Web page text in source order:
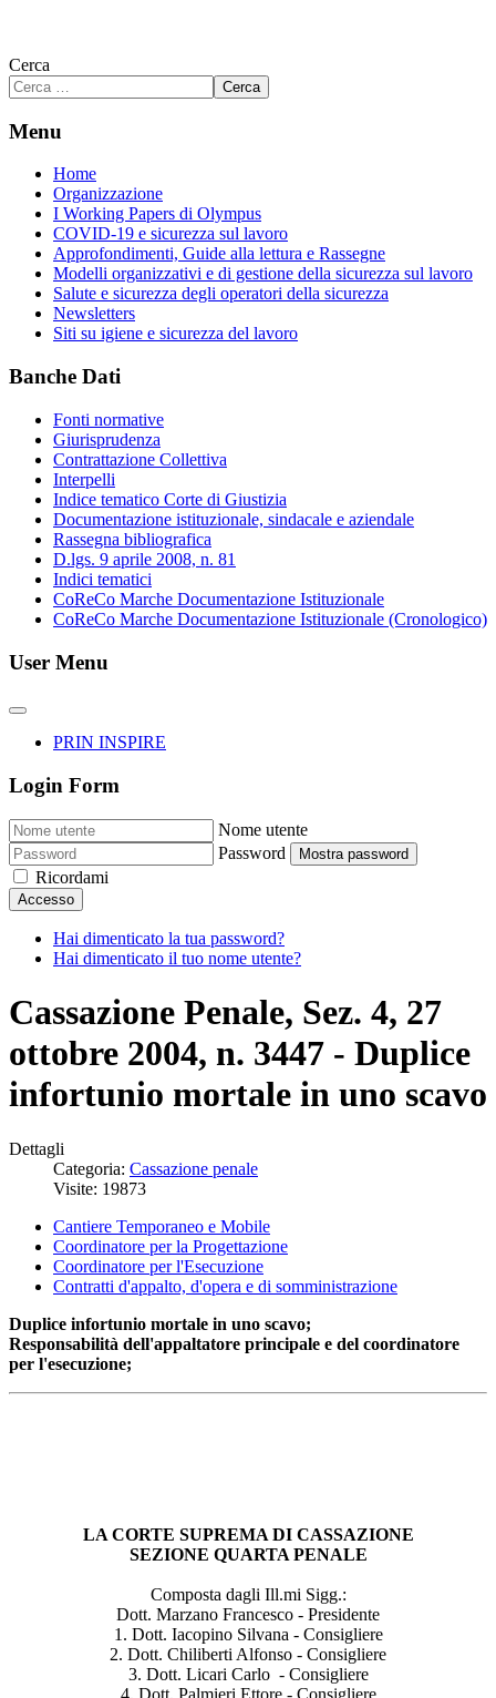
Cerca
Cerca
Menu
Home
Organizzazione
I Working Papers di Olympus
COVID-19 e sicurezza sul lavoro
Approfondimenti, Guide alla lettura e Rassegne
Modelli organizzativi e di gestione della sicurezza sul lavoro
Salute e sicurezza degli operatori della sicurezza
Newsletters
Siti su igiene e sicurezza del lavoro
Banche Dati
Fonti normative
Giurisprudenza
Contrattazione Collettiva
Interpelli
Indice tematico Corte di Giustizia
Documentazione istituzionale, sindacale e aziendale
Rassegna bibliografica
D.lgs. 9 aprile 2008, n. 81
Indici tematici
CoReCo Marche Documentazione Istituzionale
CoReCo Marche Documentazione Istituzionale (Cronologico)
User Menu
PRIN INSPIRE
Login Form
Nome utente
Password
Mostra password
Ricordami
Accesso
Hai dimenticato la tua password?
Hai dimenticato il tuo nome utente?
Cassazione Penale, Sez. 4, 27
ottobre 2004, n. 3447 - Duplice
infortunio mortale in uno scavo
Dettagli
Categoria: Cassazione penale
Visite: 19873
Cantiere Temporaneo e Mobile
Coordinatore per la Progettazione
Coordinatore per l'Esecuzione
Contratti d'appalto, d'opera e di somministrazione
Duplice infortunio mortale in uno scavo;
Responsabilità dell'appaltatore principale e del coordinatore
per l'esecuzione;
LA CORTE SUPREMA DI CASSAZIONE
SEZIONE QUARTA PENALE
Composta dagli Ill.mi Sigg.:
Dott. Marzano Francesco - Presidente
1. Dott. Iacopino Silvana - Consigliere
2. Dott. Chiliberti Alfonso - Consigliere
3. Dott. Licari Carlo - Consigliere
4. Dott. Palmieri Ettore - Consigliere